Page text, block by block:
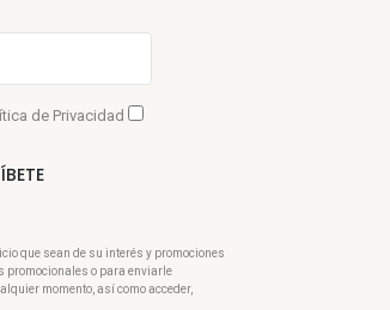
de Privacidad
que sean de su interés y promociones
promocionales o para enviarle
momento, así como acceder,